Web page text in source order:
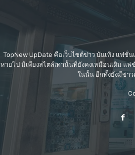
TopNew UpDate คือเว็บไซต์ข่าว บันเทิง แฟชั่
หายไป มีเพียงสไตล์เท่านั้นที่ยังคงเหมือนเดิม แ
ในนั้น อีกทั้งยังมีข่า